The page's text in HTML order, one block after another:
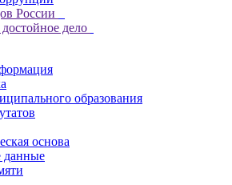
образования
основа
данные